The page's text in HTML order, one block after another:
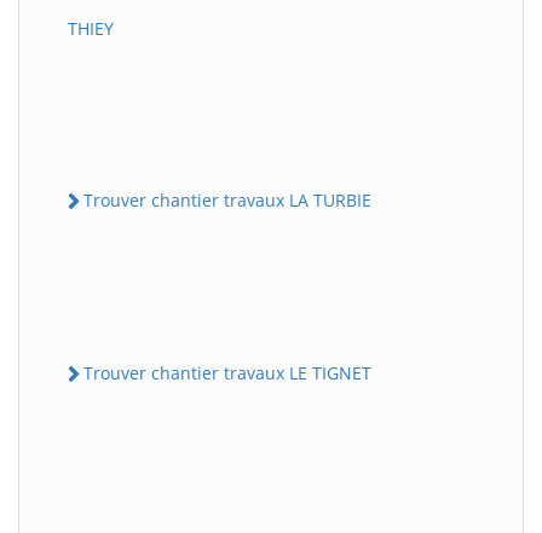
THIEY
Trouver chantier travaux LA TURBIE
Trouver chantier travaux LE TIGNET